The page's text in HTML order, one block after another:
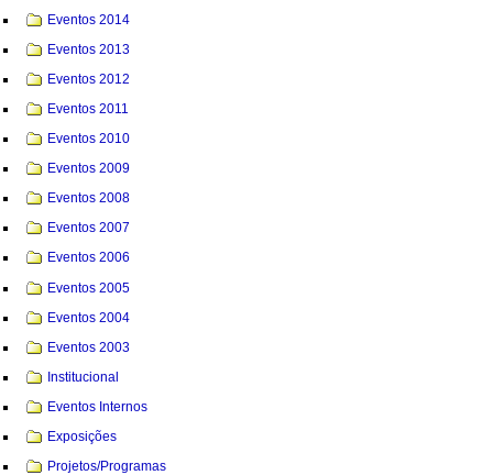
Eventos 2014
Eventos 2013
Eventos 2012
Eventos 2011
Eventos 2010
Eventos 2009
Eventos 2008
Eventos 2007
Eventos 2006
Eventos 2005
Eventos 2004
Eventos 2003
Institucional
Eventos Internos
Exposições
Projetos/Programas